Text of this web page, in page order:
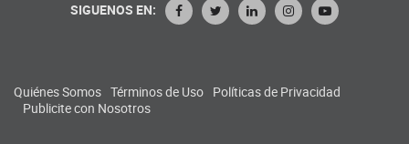
SIGUENOS EN:
Quiénes Somos Términos de Uso Políticas de Privacidad
Publicite con Nosotros